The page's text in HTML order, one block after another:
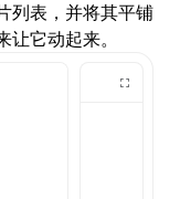
列表，并将其平铺
它动起来。